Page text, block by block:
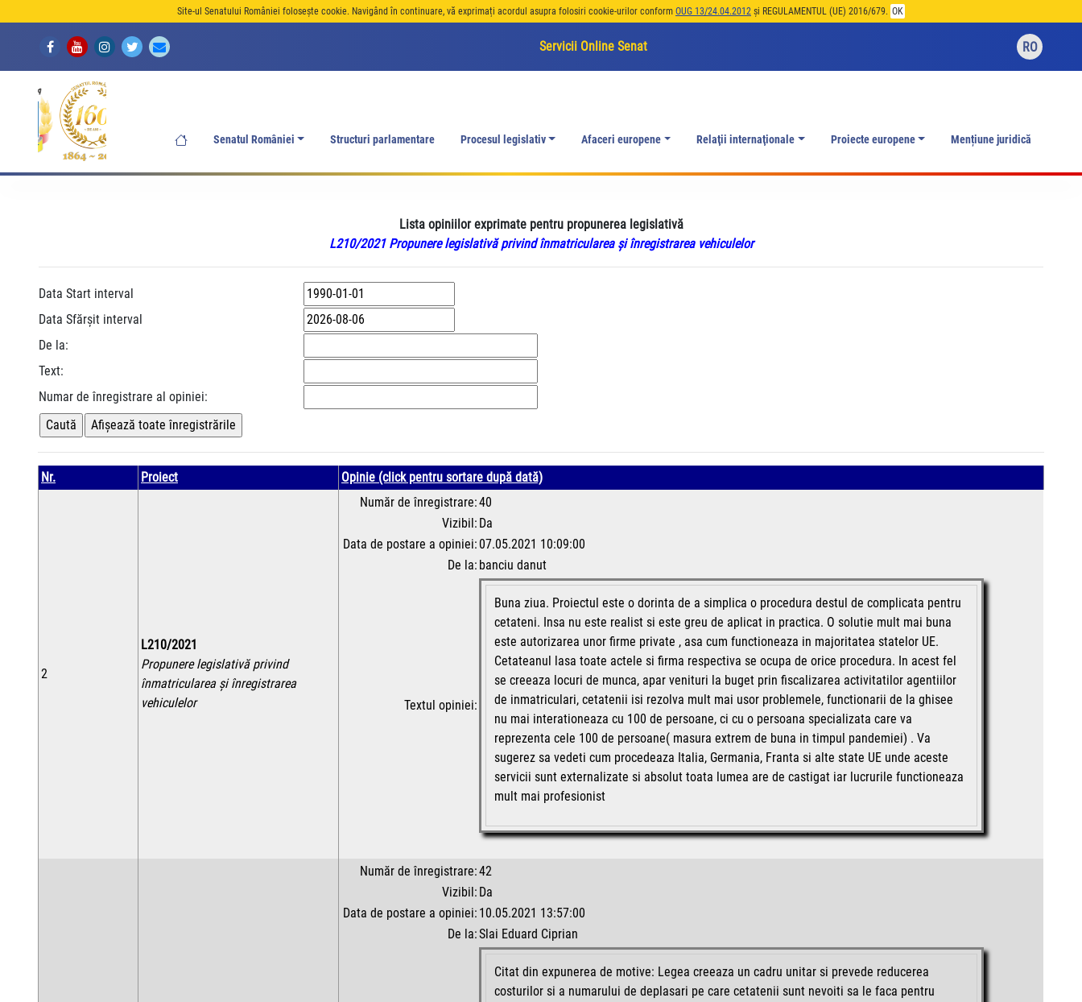
Site-ul Senatului României folosește cookie. Navigând în continuare, vă exprimați acordul asupra folosiri cookie-urilor conform OUG 13/24.04.2012 și REGULAMENTUL (UE) 2016/679. OK
Servicii Online Senat RO
Senatul României Structuri parlamentare Procesul legislativ Afaceri europene Relaţii internaţionale Proiecte europene Mențiune juridică
Lista opiniilor exprimate pentru propunerea legislativă
L210/2021 Propunere legislativă privind înmatricularea şi înregistrarea vehiculelor
Data Start interval
Data Sfărșit interval
De la:
Text:
Numar de înregistrare al opiniei:
Nr. Proiect Opinie (click pentru sortare după dată)
2
L210/2021
Propunere legislativă privind
înmatricularea şi înregistrarea
vehiculelor
Număr de înregistrare:40
Vizibil: Da
Data de postare a opiniei: 07.05.2021 10:09:00
De la: banciu danut
Textul opiniei:
Buna ziua. Proiectul este o dorinta de a simplica o procedura destul de complicata pentru
cetateni. Insa nu este realist si este greu de aplicat in practica. O solutie mult mai buna
este autorizarea unor firme private , asa cum functioneaza in majoritatea statelor UE.
Cetateanul lasa toate actele si firma respectiva se ocupa de orice procedura. In acest fel
se creeaza locuri de munca, apar venituri la buget prin fiscalizarea activitatilor agentiilor
de inmatriculari, cetatenii isi rezolva mult mai usor problemele, functionarii de la ghisee
nu mai interationeaza cu 100 de persoane, ci cu o persoana specializata care va
reprezenta cele 100 de persoane( masura extrem de buna in timpul pandemiei) . Va
sugerez sa vedeti cum procedeaza Italia, Germania, Franta si alte state UE unde aceste
servicii sunt externalizate si absolut toata lumea are de castigat iar lucrurile functioneaza
mult mai profesionist
Număr de înregistrare:42
Vizibil: Da
Data de postare a opiniei: 10.05.2021 13:57:00
De la:Slai Eduard Ciprian
Citat din expunerea de motive: Legea creeaza un cadru unitar si prevede reducerea
costurilor si a numarului de deplasari pe care cetatenii sunt nevoiti sa le faca pentru